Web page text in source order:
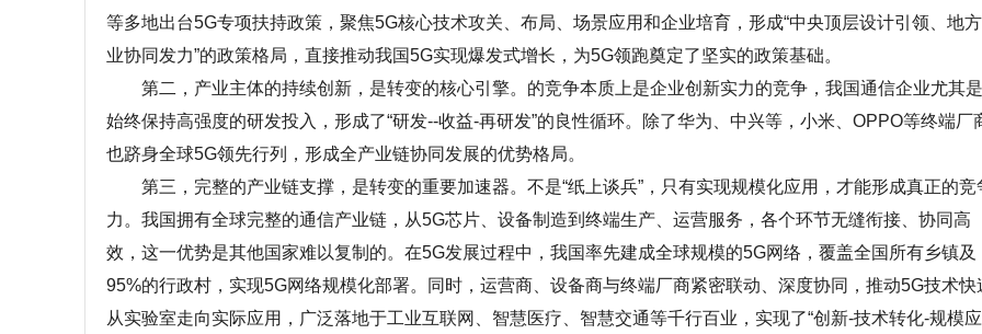
等多地出台5G专项扶持政策，聚焦5G核心技术攻关、布局、场景应用和企业培育，形成“中央顶层设计引领、地
业协同发力”的政策格局，直接推动我国5G实现爆发式增长，为5G领跑奠定了坚实的政策基础。
第二，产业主体的持续创新，是转变的核心引擎。的竞争本质上是企业创新实力的竞争，我国通信企业尤其是
始终保持高强度的研发投入，形成了“研发--收益-再研发”的良性循环。除了华为、中兴等，小米、OPPO等终端厂
也跻身全球5G领先行列，形成全产业链协同发展的优势格局。
第三，完整的产业链支撑，是转变的重要加速器。不是“纸上谈兵”，只有实现规模化应用，才能形成真正的竞
力。我国拥有全球完整的通信产业链，从5G芯片、设备制造到终端生产、运营服务，各个环节无缝衔接、协同高
效，这一优势是其他国家难以复制的。在5G发展过程中，我国率先建成全球规模的5G网络，覆盖全国所有乡镇及
95%的行政村，实现5G网络规模化部署。同时，运营商、设备商与终端厂商紧密联动、深度协同，推动5G技术快
从实验室走向实际应用，广泛落地于工业互联网、智慧医疗、智慧交通等千行百业，实现了“创新-技术转化-规模